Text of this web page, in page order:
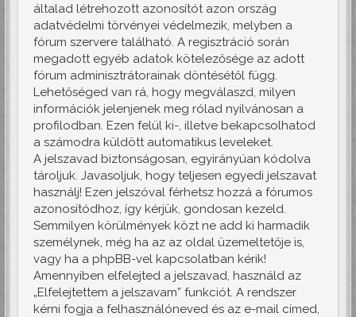
általad létrehozott azonosítót azon ország
adatvédelmi törvényei védelmezik, melyben a
fórum szervere található. A regisztráció során
megadott egyéb adatok kötelezősége az adott
fórum adminisztrátorainak döntésétől függ.
Lehetőséged van rá, hogy megválaszd, milyen
információk jelenjenek meg rólad nyilvánosan a
profilodban. Ezen felül ki-, illetve bekapcsolhatod
a számodra küldött automatikus leveleket.
A jelszavad biztonságosan, egyirányúan kódolva
tároljuk. Javasoljuk, hogy teljesen egyedi jelszavat
használj! Ezen jelszóval férhetsz hozzá a fórumos
azonosítódhoz, így kérjük, gondosan kezeld.
Semmilyen körülmények közt ne add ki harmadik
személynek, még ha az az oldal üzemeltetője is,
vagy ha a phpBB-vel kapcsolatban kérik!
Amennyiben elfelejted a jelszavad, használd az
„Elfelejtettem a jelszavam” funkciót. A rendszer
kérni fogja a felhasználóneved és az e-mail címed,